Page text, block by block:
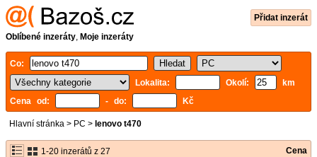
Přidat inzerát
Oblíbené inzeráty, Moje inzeráty
Co:
Lokalita:
Okolí:
km
Cena od:
- do: Kč
Hlavní stránka > PC > lenovo t470
1-20 inzerátů z 27 Cena